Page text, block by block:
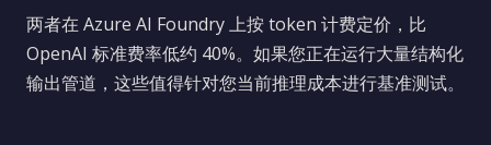
两者在 Azure AI Foundry 上按 token 计费定价，比
OpenAI 标准费率低约 40%。如果您正在运行大量结构化
输出管道，这些值得针对您当前推理成本进行基准测试。